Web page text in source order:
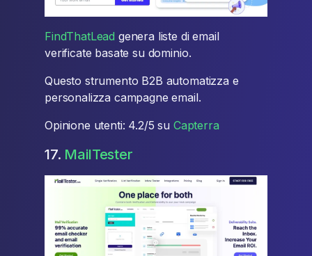
FindThatLead genera liste di email
verificate basate su dominio.
Questo strumento B2B automatizza e
personalizza campagne email.
Opinione utenti: 4.2/5 su Capterra
17. MailTester